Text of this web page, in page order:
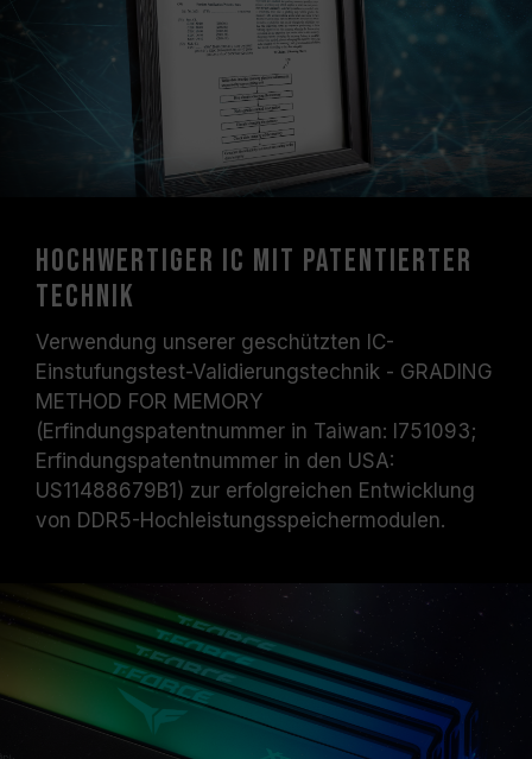
Hochwertiger IC mit patentierter
Technik
Verwendung unserer geschützten IC-
Einstufungstest-Validierungstechnik - GRADING
METHOD FOR MEMORY
(Erfindungspatentnummer in Taiwan: I751093;
Erfindungspatentnummer in den USA:
US11488679B1) zur erfolgreichen Entwicklung
von DDR5-Hochleistungsspeichermodulen.